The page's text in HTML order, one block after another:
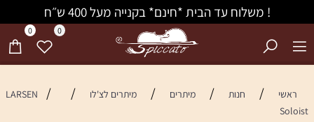
! משלוח עד הבית *חינם* בקנייה מעל 400 ש״ח
0 0
ראשי / חנות / מיתרים / מיתרים לצ'לו /
LARSEN /
Soloist